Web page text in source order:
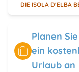
DIE ISOLA D'ELBA
Planen
ein
Urlaub an